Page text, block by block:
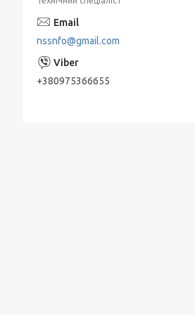
Занурювальні насоси ЕЦВ
Живильні насоси ПЕ
типу для нафтопродуктів
nssnfo@gmail.com
+380975366655